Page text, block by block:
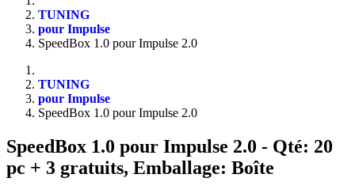
TUNING
pour Impulse
SpeedBox 1.0 pour Impulse 2.0
TUNING
pour Impulse
SpeedBox 1.0 pour Impulse 2.0
SpeedBox 1.0 pour Impulse 2.0 - Qté: 20
pc + 3 gratuits, Emballage: Boîte